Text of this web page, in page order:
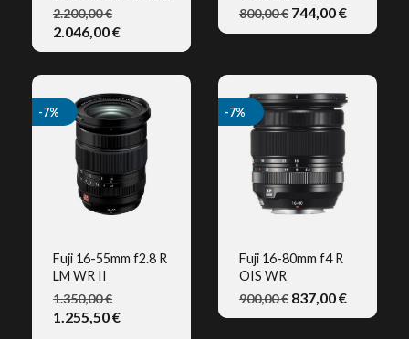
2.200,00 €
2.046,00 €
800,00 € 744,00 €
Fuji 16-55mm f2.8 R
LM WR II
1.350,00 €
1.255,50 €
-7%
Fuji 16-80mm f4 R
OIS WR
900,00 € 837,00 €
-7%